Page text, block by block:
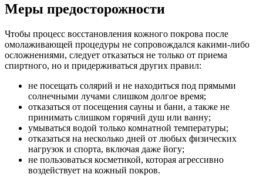
Меры предосторожности
Чтобы процесс восстановления кожного покрова после
омолаживающей процедуры не сопровождался какими-либо
осложнениями, следует отказаться не только от приема
спиртного, но и придерживаться других правил:
не посещать солярий и не находиться под прямыми
солнечными лучами слишком долгое время;
отказаться от посещения сауны и бани, а также не
принимать слишком горячий душ или ванну;
умываться водой только комнатной температуры;
отказаться на несколько дней от любых физических
нагрузок и спорта, включая даже йогу;
не пользоваться косметикой, которая агрессивно
воздействует на кожный покров.